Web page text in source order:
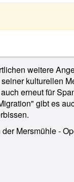
weitere
kulturellen
erneut für
gibt es
Mersmühle -